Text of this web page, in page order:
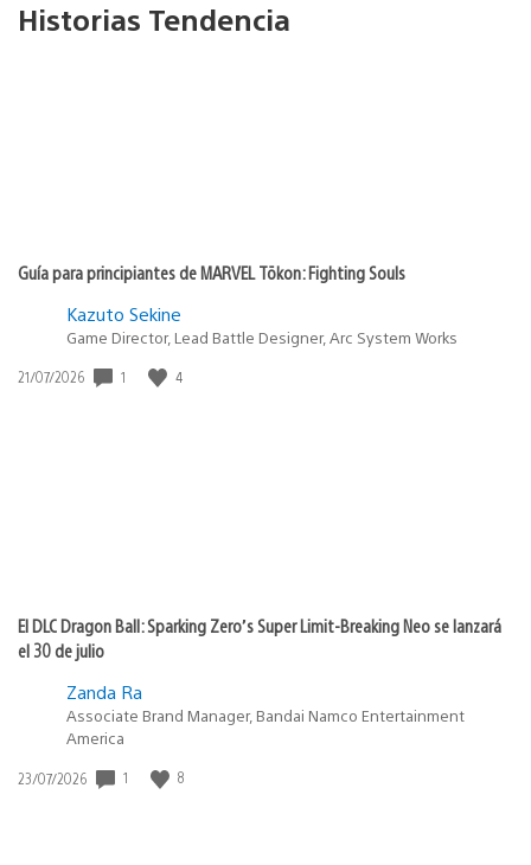
Historias Tendencia
Guía para principiantes de MARVEL Tōkon: Fighting Souls
Kazuto Sekine
Game Director, Lead Battle Designer, Arc System Works
Fecha
21/07/2026 1 4
El DLC Dragon Ball: Sparking Zero’s Super Limit-Breaking Neo se lanzará
el 30 de julio
Zanda Ra
Associate Brand Manager, Bandai Namco Entertainment
America
Fecha
23/07/2026 1 8